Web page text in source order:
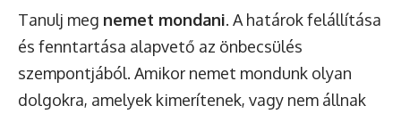
Tanulj meg nemet mondani. A határok felállítása
és fenntartása alapvető az önbecsülés
szempontjából. Amikor nemet mondunk olyan
dolgokra, amelyek kimerítenek, vagy nem állnak